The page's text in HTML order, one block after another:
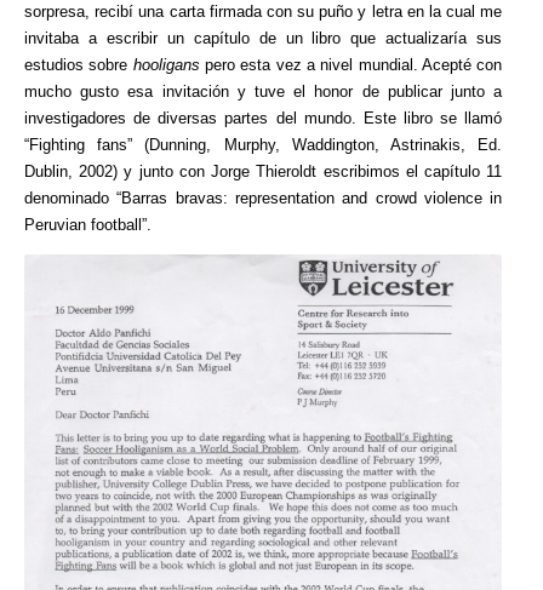
sorpresa, recibí una carta firmada con su puño y letra en la cual me
invitaba a escribir un capítulo de un libro que actualizaría sus
estudios sobre hooligans pero esta vez a nivel mundial. Acepté con
mucho gusto esa invitación y tuve el honor de publicar junto a
investigadores de diversas partes del mundo. Este libro se llamó
“Fighting fans” (Dunning, Murphy, Waddington, Astrinakis, Ed.
Dublin, 2002) y junto con Jorge Thieroldt escribimos el capítulo 11
denominado “Barras bravas: representation and crowd violence in
Peruvian football”.